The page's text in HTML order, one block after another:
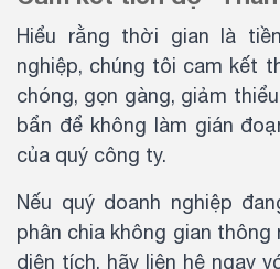
Hiểu rằng thời gian là
nghiệp, chúng tôi cam kết
chóng, gọn gàng, giảm
bẩn để không làm gián
của quý công ty.
Nếu quý doanh nghiệp
phân chia không gian
diện tích, hãy liên hệ ngay